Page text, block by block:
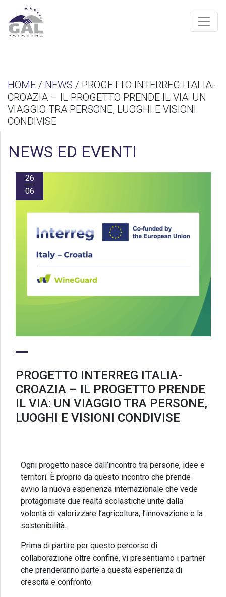
HOME / NEWS / PROGETTO INTERREG ITALIA-
CROAZIA – IL PROGETTO PRENDE IL VIA: UN
VIAGGIO TRA PERSONE, LUOGHI E VISIONI
CONDIVISE
NEWS ED EVENTI
26
06
PROGETTO INTERREG ITALIA-
CROAZIA – IL PROGETTO PRENDE
IL VIA: UN VIAGGIO TRA PERSONE,
LUOGHI E VISIONI CONDIVISE
Ogni progetto nasce dall’incontro tra persone, idee e
territori. È proprio da questo incontro che prende
avvio la nuova esperienza internazionale che vede
protagoniste due realtà scolastiche unite dalla
volontà di valorizzare l’agricoltura, l’innovazione e la
sostenibilità.
Prima di partire per questo percorso di
collaborazione oltre confine, vi presentiamo i partner
che prenderanno parte a questa esperienza di
crescita e confronto.